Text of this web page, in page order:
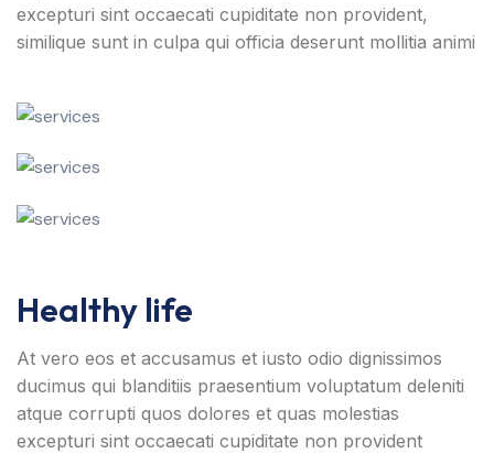
excepturi sint occaecati cupiditate non provident,
similique sunt in culpa qui officia deserunt mollitia animi
Healthy life
At vero eos et accusamus et iusto odio dignissimos
ducimus qui blanditiis praesentium voluptatum deleniti
atque corrupti quos dolores et quas molestias
excepturi sint occaecati cupiditate non provident